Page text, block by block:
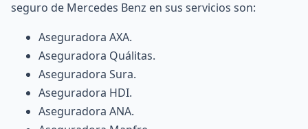
seguro de Mercedes Benz en sus servicios son:
Aseguradora AXA.
Aseguradora Quálitas.
Aseguradora Sura.
Aseguradora HDI.
Aseguradora ANA.